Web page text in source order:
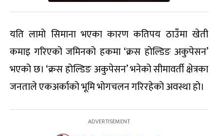
यति लामो सिमाना भएका कारण कतिपय ठाउँमा खेती
कमाइ गरिएको जमिनको हकमा ‘क्रस होल्डिङ अकुपेसन’
भएको छ। ‘क्रस होल्डिङ अकुपेसन’ भनेको सीमावर्ती क्षेत्रका
जनताले एकअर्काको भूमि भोगचलन गरिरहेको अवस्था हो।